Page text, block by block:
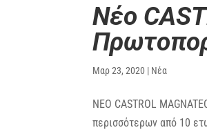
Νέο
Μαρ 23, 2020 | Νέα
ΝΕΟ CASTROL
περισσότερων από 10